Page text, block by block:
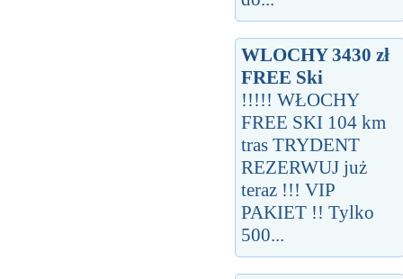
WLOCHY 3430 zł
FREE Ski
!!!!! WŁOCHY
FREE SKI 104 km
tras TRYDENT
REZERWUJ już
teraz !!! VIP
PAKIET !! Tylko
500...